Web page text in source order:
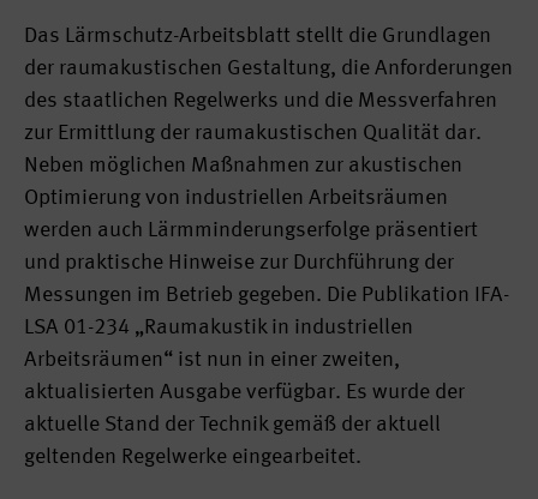
Das Lärmschutz-Arbeitsblatt stellt die Grundlagen
der raumakustischen Gestaltung, die Anforderungen
des staatlichen Regelwerks und die Messverfahren
zur Ermittlung der raumakustischen Qualität dar.
Neben möglichen Maßnahmen zur akustischen
Optimierung von industriellen Arbeitsräumen
werden auch Lärmminderungserfolge präsentiert
und praktische Hinweise zur Durchführung der
Messungen im Betrieb gegeben. Die Publikation IFA-
LSA 01-234 „Raumakustik in industriellen
Arbeitsräumen“ ist nun in einer zweiten,
aktualisierten Ausgabe verfügbar. Es wurde der
aktuelle Stand der Technik gemäß der aktuell
geltenden Regelwerke eingearbeitet.